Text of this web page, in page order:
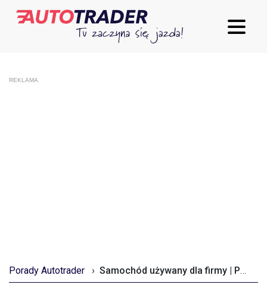
REKLAMA
Porady Autotrader › Samochód używany dla firmy | Poradnik